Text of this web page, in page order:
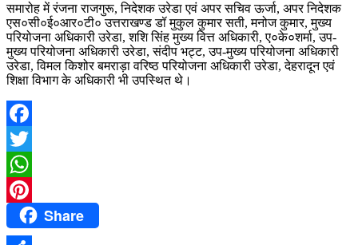
समारोह में रंजना राजगुरू, निदेशक उरेडा एवं अपर सचिव ऊर्जा, अपर निदेशक
एस०सी०ई०आर०टी० उत्तराखण्ड डॉ मुकुल कुमार सती, मनोज कुमार, मुख्य
परियोजना अधिकारी उरेडा, शशि सिंह मुख्य वित्त अधिकारी, ए०के०शर्मा, उप-
मुख्य परियोजना अधिकारी उरेडा, संदीप भट्ट, उप-मुख्य परियोजना अधिकारी
उरेडा, विमल किशोर बमराड़ा वरिष्ठ परियोजना अधिकारी उरेडा, देहरादून एवं
शिक्षा विभाग के अधिकारी भी उपस्थित थे।
Facebook
Twitter
WhatsApp
PinterestShare